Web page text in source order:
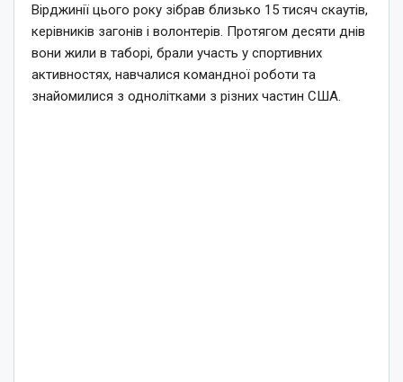
Вірджинії цього року зібрав близько 15 тисяч скаутів,
керівників загонів і волонтерів. Протягом десяти днів
вони жили в таборі, брали участь у спортивних
активностях, навчалися командної роботи та
знайомилися з однолітками з різних частин США.